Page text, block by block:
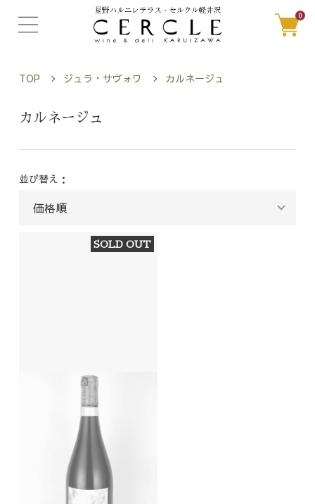
0
TOP ジュラ・サヴォワ カルネージュ
カルネージュ
並び替え：
SOLD OUT